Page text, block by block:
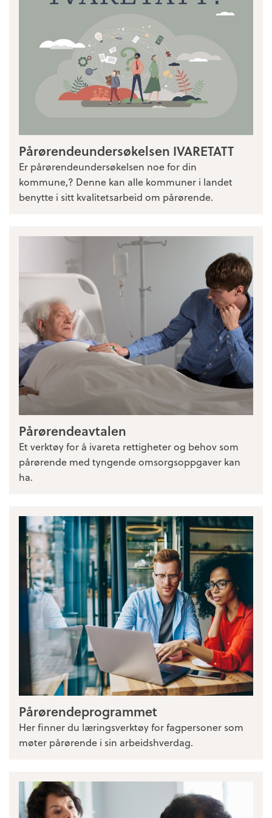
Pårørendeundersøkelsen IVARETATT
Er pårørendeundersøkelsen noe for din
kommune,? Denne kan alle kommuner i landet
benytte i sitt kvalitetsarbeid om pårørende.
Pårørendeavtalen
Et verktøy for å ivareta rettigheter og behov som
pårørende med tyngende omsorgsoppgaver kan
ha.
Pårørendeprogrammet
Her finner du læringsverktøy for fagpersoner som
møter pårørende i sin arbeidshverdag.